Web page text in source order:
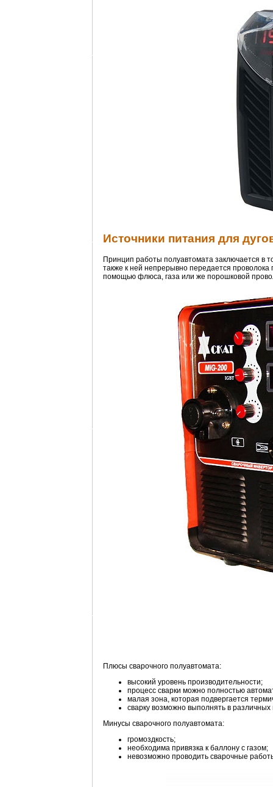
Источники питания для
Принцип работы полуавтомата заключается в
также к ней непрерывно передается проволока
помощью флюса, газа или же порошковой
Плюсы сварочного полуавтомата:
высокий уровень производительности;
процесс сварки можно полностью
малая зона, которая подвергается
сварку возможно выполнять в
Минусы сварочного полуавтомата:
громоздкость;
необходима привязка к баллону с газом;
невозможно проводить сварочные